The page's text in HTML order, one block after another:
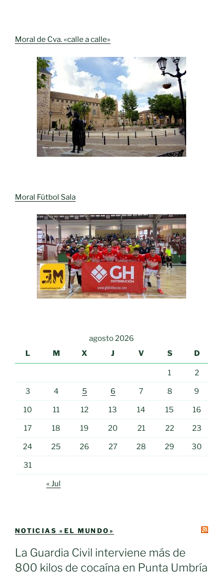
Moral de Cva. «calle a calle»
Moral Fútbol Sala
agosto 2026
L
M X J V S D
1 2
3 4 5 6 7 8 9
10 11 12 13 14 15 16
17 18 19 20 21 22 23
24 25 26 27 28 29 30
31
« Jul
NOTICIAS «EL MUNDO»
La Guardia Civil interviene más de
800 kilos de cocaína en Punta Umbría